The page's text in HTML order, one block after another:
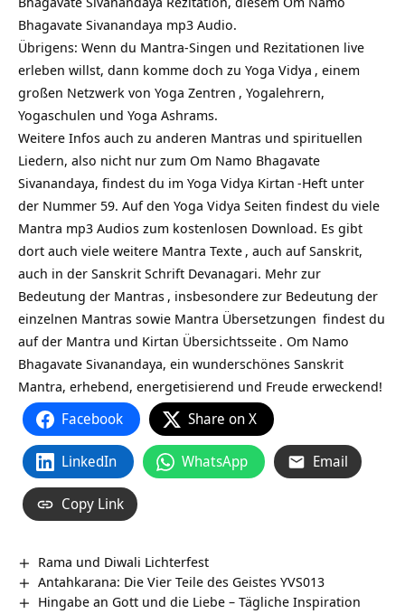
Bhagavate Sivanandaya mp3 Audio.
Übrigens: Wenn du Mantra-Singen und Rezitationen live
erleben willst, dann komme doch zu Yoga Vidya , einem
großen Netzwerk von Yoga Zentren , Yogalehrern,
Yogaschulen und Yoga Ashrams.
Weitere Infos auch zu anderen Mantras und spirituellen
Liedern, also nicht nur zum Om Namo Bhagavate
Sivanandaya, findest du im Yoga Vidya Kirtan -Heft unter
der Nummer 59. Auf den Yoga Vidya Seiten findest du viele
Mantra mp3 Audios zum kostenlosen Download. Es gibt
dort auch viele weitere Mantra Texte , auch auf Sanskrit,
auch in der Sanskrit Schrift Devanagari. Mehr zur
Bedeutung der Mantras , insbesondere zur Bedeutung der
einzelnen Mantras sowie Mantra Übersetzungen findest du
aufder Mantra und Kirtan Übersichtsseite . Om Namo
Bhagavate Sivanandaya, ein wunderschönes Sanskrit
Mantra, erhebend, energetisierend und Freude erweckend!
Facebook Share on X
LinkedIn WhatsApp Email
Copy Link
Rama und Diwali Lichterfest
Antahkarana: Die Vier Teile des Geistes YVS013
Hingabe an Gott und die Liebe – Tägliche Inspiration